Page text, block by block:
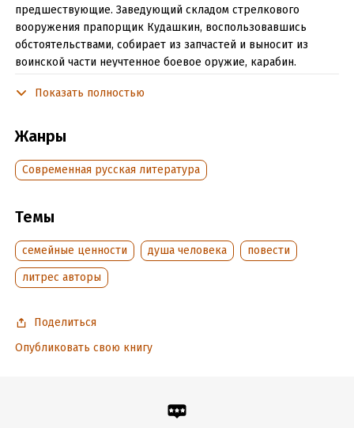
предшествующие. Заведующий складом стрелкового
вооружения прапорщик Кудашкин, воспользовавшись
обстоятельствами, собирает из запчастей и выносит из
воинской части неучтенное боевое оружие, карабин.
разбоев. Кудашкин, фактически инвалид и по жизни во всех
одиночку воспитывает дочь и испытывает чувство стыда,
что не сможет быть ей достойным отцом и в случае
необходимости защитить.
Дата написания:1 января 2003
Объем:190604
Время на чтение:
Показать полностью
Жанры
Современная русская литература
Темы
семейные ценности душа человека
повести
литрес авторы
Поделиться
Опубликовать свою книгу